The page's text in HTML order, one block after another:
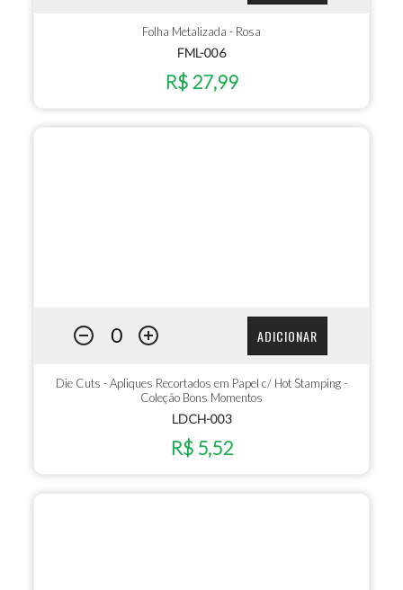
Folha Metalizada - Rosa
FML-006
R$ 27,99
ADICIONAR
Die Cuts - Apliques Recortados em Papel c/ Hot Stamping -
Coleção Bons Momentos
LDCH-003
R$ 5,52